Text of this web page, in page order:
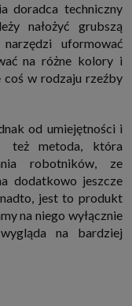
doradca techniczny
nałożyć grubszą
uformować
na różne kolory i
coś w rodzaju rzeźby
od umiejętności i
też metoda, która
robotników, ze
dodatkowo jeszcze
jest to produkt
na niego wyłącznie
na bardziej